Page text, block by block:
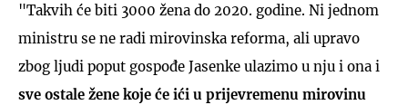
"Takvih će biti 3000 žena do 2020. godine. Ni jednom
ministru se ne radi mirovinska reforma, ali upravo
zbog ljudi poput gospođe Jasenke ulazimo u nju i ona i
sve ostale žene koje će ići u prijevremenu mirovinu